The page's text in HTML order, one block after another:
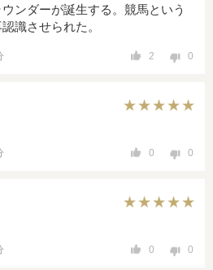
ンダーが誕生する。競馬という
識させられた。
2 0
0 0
0 0